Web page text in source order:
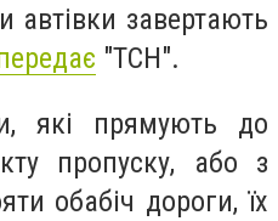
автівки завертають
"ТСН".
які прямують до
пропуску, або з
обабіч дороги, їх